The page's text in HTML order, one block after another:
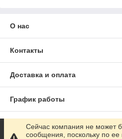
О нас
Контакты
Доставка и оплата
График работы
Полная версия сайта
Сейчас компания не может
сообщения, поскольку по ее